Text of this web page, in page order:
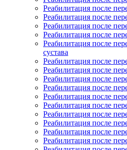
Реабилитация после
Реабилитация после
Реабилитация после
Реабилитация после
Реабилитация после
сустава
Реабилитация после
Реабилитация после
Реабилитация после
Реабилитация после
Реабилитация после
Реабилитация после
Реабилитация после
Реабилитация после
Реабилитация после
Реабилитация после